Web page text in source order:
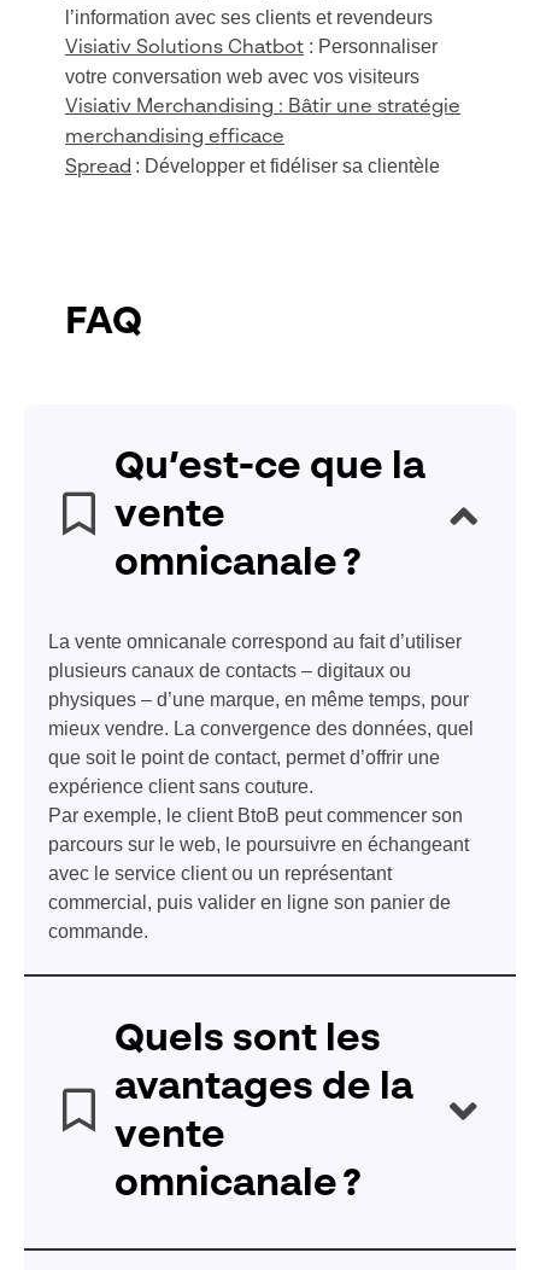
l’information avec ses clients et revendeurs
Visiativ Solutions Chatbot : Personnaliser
votre conversation web avec vos visiteurs
Visiativ Merchandising : Bâtir une stratégie
merchandising efficace
Spread : Développer et fidéliser sa clientèle
FAQ
Qu’est-ce que la
vente
omnicanale ?
La vente omnicanale correspond au fait d’utiliser
plusieurs canaux de contacts – digitaux ou
physiques – d’une marque, en même temps, pour
mieux vendre. La convergence des données, quel
que soit le point de contact, permet d’offrir une
expérience client sans couture.
Par exemple, le client BtoB peut commencer son
parcours sur le web, le poursuivre en échangeant
avec le service clientou un représentant
commercial , puis valider en ligne son panier de
commande.
Quels sont les
avantages de la
vente
omnicanale ?